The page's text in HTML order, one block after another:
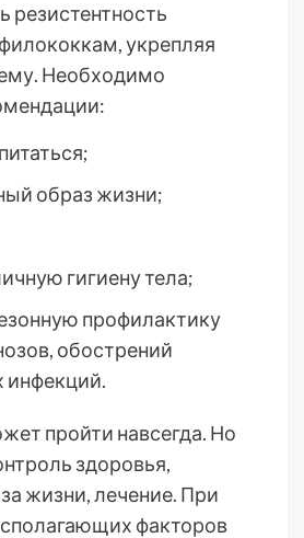
укрепляя
Необходимо
образ жизни;
гигиену тела;
профилактику
обострений
инфекций.
пройти навсегда. Но
здоровья,
жизни, лечение. При
факторов